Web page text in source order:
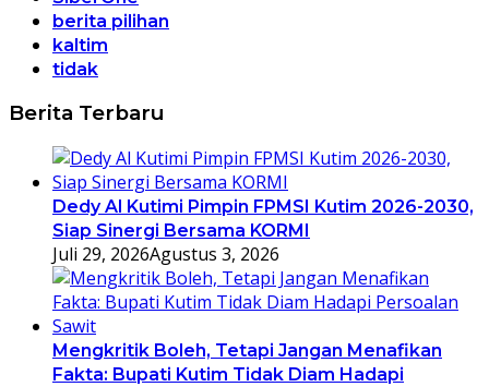
berita pilihan
kaltim
tidak
Berita Terbaru
Dedy Al Kutimi Pimpin FPMSI Kutim 2026-2030,
Siap Sinergi Bersama KORMI
Juli 29, 2026Agustus 3, 2026
Mengkritik Boleh, Tetapi Jangan Menafikan
Fakta: Bupati Kutim Tidak Diam Hadapi